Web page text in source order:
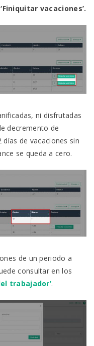
‘Finiquitar vacaciones’.
ni disfrutadas
decremento de
días de vacaciones sin
se queda a cero.
de un periodo a
consultar en los
trabajador’.